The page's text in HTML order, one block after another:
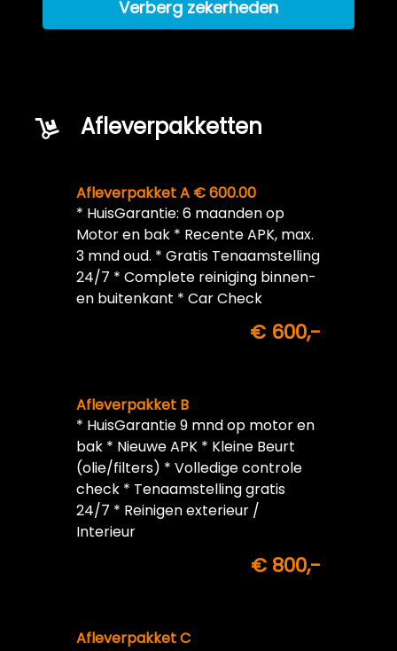
Verberg zekerheden
Afleverpakketten
Afleverpakket A € 600.00
* HuisGarantie: 6 maanden op
Motor en bak * Recente APK, max.
3 mnd oud. * Gratis Tenaamstelling
24/7 * Complete reiniging binnen-
en buitenkant * Car Check
€ 600,-
Afleverpakket B
* HuisGarantie 9 mnd op motor en
bak * Nieuwe APK * Kleine Beurt
(olie/filters) * Volledige controle
check * Tenaamstelling gratis
24/7 * Reinigen exterieur /
Interieur
€ 800,-
Afleverpakket C